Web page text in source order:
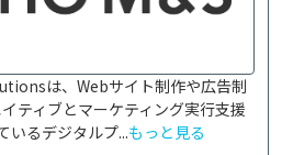
は、Webサイト制作や広告制
ティブとマーケティング実行支援
いるデジタルプ...もっと見る